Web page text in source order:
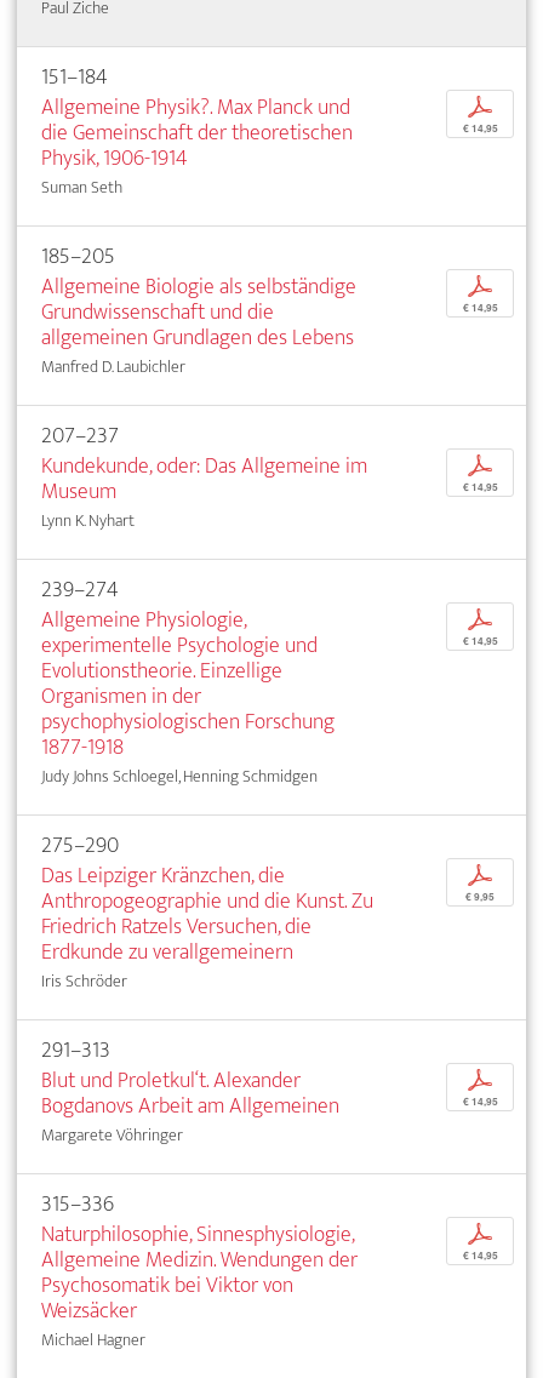
Paul Ziche
151–184
Allgemeine Physik?. Max Planck und
die Gemeinschaft der theoretischen
Physik, 1906-1914
Suman Seth
p
€ 14,95
185–205
Allgemeine Biologie als selbständige
Grundwissenschaft und die
allgemeinen Grundlagen des Lebens
Manfred D. Laubichler
p
€ 14,95
207–237
Kundekunde, oder: Das Allgemeine im
Museum
Lynn K. Nyhart
p
€ 14,95
239–274
Allgemeine Physiologie,
experimentelle Psychologie und
Evolutionstheorie. Einzellige
Organismen in der
psychophysiologischen Forschung
1877-1918
Judy Johns Schloegel, Henning Schmidgen
p
€ 14,95
275–290
Das Leipziger Kränzchen, die
Anthropogeographie und die Kunst. Zu
Friedrich Ratzels Versuchen, die
Erdkunde zu verallgemeinern
Iris Schröder
p
€ 9,95
291–313
Blut und Proletkul‘t. Alexander
Bogdanovs Arbeit am Allgemeinen
Margarete Vöhringer
p
€ 14,95
315–336
Naturphilosophie, Sinnesphysiologie,
Allgemeine Medizin. Wendungen der
Psychosomatik bei Viktor von
Weizsäcker
Michael Hagner
p
€ 14,95